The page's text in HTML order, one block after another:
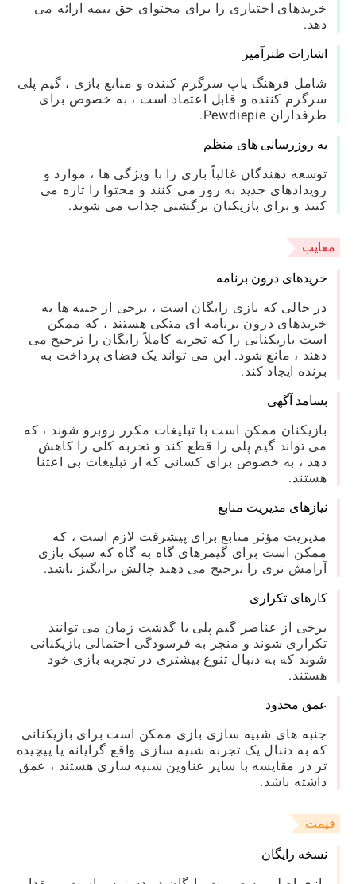
خریدهای اختیاری را برای محتوای حق بیمه ارائه می
دهد.
اشارات طنزآمیز
شامل فرهنگ پاپ سرگرم کننده و منابع بازی ، گیم پلی
سرگرم کننده و قابل اعتماد است ، به خصوص برای
طرفداران Pewdiepie.
به روزرسانی های منظم
توسعه دهندگان غالباً بازی را با ویژگی ها ، موارد و
رویدادهای جدید به روز می کنند و محتوا را تازه می
کنند و برای بازیکنان برگشتی جذاب می شوند.
معایب
خریدهای درون برنامه
در حالی که بازی رایگان است ، برخی از جنبه ها به
خریدهای درون برنامه ای متکی هستند ، که ممکن
است بازیکنانی را که تجربه کاملاً رایگان را ترجیح می
دهند ، مانع شود. این می تواند یک فضای پرداخت به
برنده ایجاد کند.
بسامد آگهی
بازیکنان ممکن است با تبلیغات مکرر روبرو شوند ، که
می تواند گیم پلی را قطع کند و تجربه کلی را کاهش
دهد ، به خصوص برای کسانی که از تبلیغات بی اعتنا
هستند.
نیازهای مدیریت منابع
مدیریت مؤثر منابع برای پیشرفت لازم است ، که
ممکن است برای گیمرهای گاه به گاه که سبک بازی
آرامش تری را ترجیح می دهند چالش برانگیز باشد.
کارهای تکراری
برخی از عناصر گیم پلی با گذشت زمان می توانند
تکراری شوند و منجر به فرسودگی احتمالی بازیکنانی
شوند که به دنبال تنوع بیشتری در تجربه بازی خود
هستند.
عمق محدود
جنبه های شبیه سازی بازی ممکن است برای بازیکنانی
که به دنبال یک تجربه شبیه سازی واقع گرایانه یا پیچیده
تر در مقایسه با سایر عناوین شبیه سازی هستند ، عمق
داشته باشد.
قیمت
نسخه رایگان